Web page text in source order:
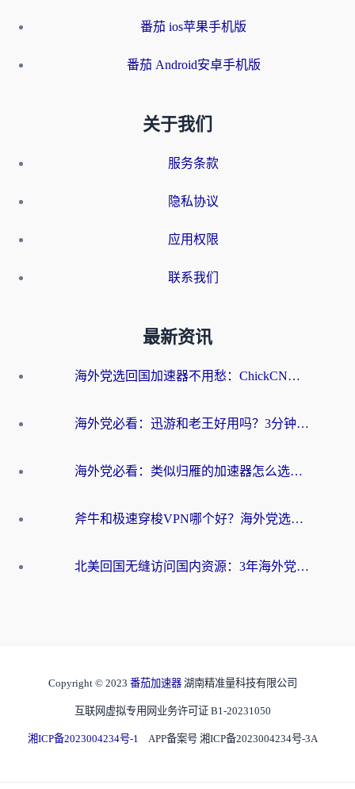
番茄 ios苹果手机版
番茄 Android安卓手机版
关于我们
服务条款
隐私协议
应用权限
联系我们
最新资讯
海外党选回国加速器不用愁：ChickCN和洞见哪个好？一篇搞定所有疑问
海外党必看：迅游和老王好用吗？3分钟选对加速国内网络的加速器
海外党必看：类似归雁的加速器怎么选？一篇搞定无缝访问国内资源
斧牛和极速穿梭VPN哪个好？海外党选回国加速器必看的真实对比与避坑指南
北美回国无缝访问国内资源：3年海外党亲测的加速器选择指南
Copyright © 2023 番茄加速器 湖南精准量科技有限公司
互联网虚拟专用网业务许可证 B1-20231050
湘ICP备2023004234号-1 APP备案号 湘ICP备2023004234号-3A